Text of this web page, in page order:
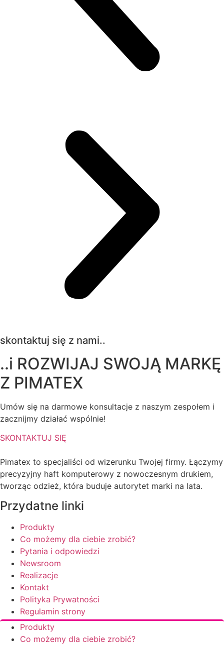
skontaktuj się z nami..
..i ROZWIJAJ SWOJĄ MARKĘ
Z PIMATEX
Umów się na darmowe konsultacje z naszym zespołem i
zacznijmy działać wspólnie!
SKONTAKTUJ SIĘ
Pimatex to specjaliści od wizerunku Twojej firmy. Łączymy
precyzyjny haft komputerowy z nowoczesnym drukiem,
tworząc odzież, która buduje autorytet marki na lata.
Przydatne linki
Produkty
Co możemy dla ciebie zrobić?
Pytania i odpowiedzi
Newsroom
Realizacje
Kontakt
Polityka Prywatności
Regulamin strony
Produkty
Co możemy dla ciebie zrobić?